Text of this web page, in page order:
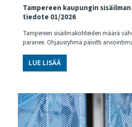
Tampereen kaupungin
tiedote 01/2026
Tampereen sisäilmakohteiden määrä
paranee. Ohjausryhmä päivitti
LUE LISÄÄ